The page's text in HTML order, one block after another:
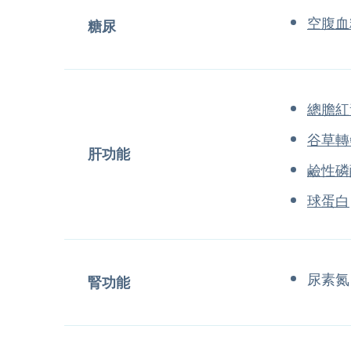
糖尿 空腹
肝功能
總膽
谷草
鹼性
球蛋白
腎功能 尿素氮